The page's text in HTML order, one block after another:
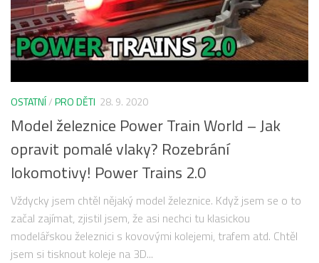
OSTATNÍ/PRO DĚTI 28. 9. 2020
Model železnice Power Train World – Jak
opravit pomalé vlaky? Rozebrání
lokomotivy! Power Trains 2.0
Vždycky jsem chtěl nějaký model železnice. Když jsem se o to
začal zajímat, zjistil jsem, že asi nechci tu klasickou
modelářskou železnici s kovovými kolejemi, trafem atd. Chtěl
jsem si tisknout koleje na 3D...